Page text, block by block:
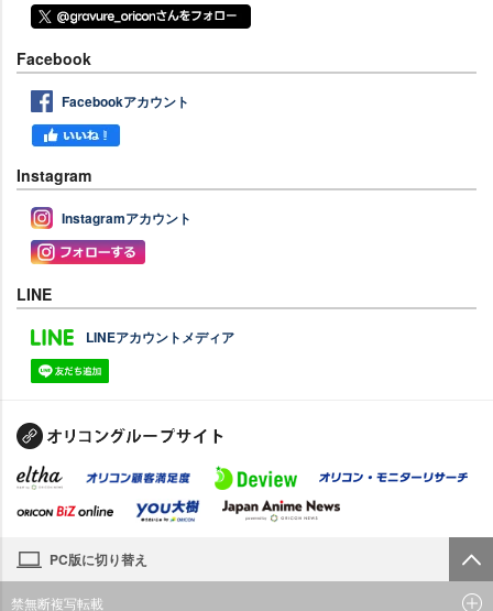
Facebook
Facebookアカウント
Instagram
Instagramアカウント
LINE
LINEアカウントメディア
PC版に切り替え
禁無断複写転載